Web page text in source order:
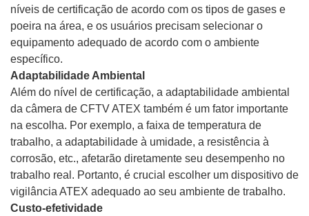
níveis de certificação de acordo com os tipos de gases e
poeira na área, e os usuários precisam selecionar o
equipamento adequado de acordo com o ambiente
específico.
Adaptabilidade Ambiental
Além do nível de certificação, a adaptabilidade ambiental
da câmera de CFTV ATEX também é um fator importante
na escolha. Por exemplo, a faixa de temperatura de
trabalho, a adaptabilidade à umidade, a resistência à
corrosão, etc., afetarão diretamente seu desempenho no
trabalho real. Portanto, é crucial escolher um dispositivo de
vigilância ATEX adequado ao seu ambiente de trabalho.
Custo-efetividade